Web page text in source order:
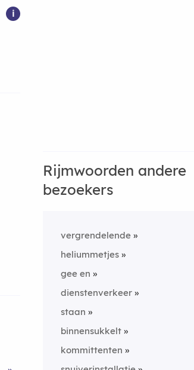
i
Rijmwoorden andere
bezoekers
vergrendelende
heliummetjes
gee en
dienstenverkeer
staan
binnensukkelt
kommittenten